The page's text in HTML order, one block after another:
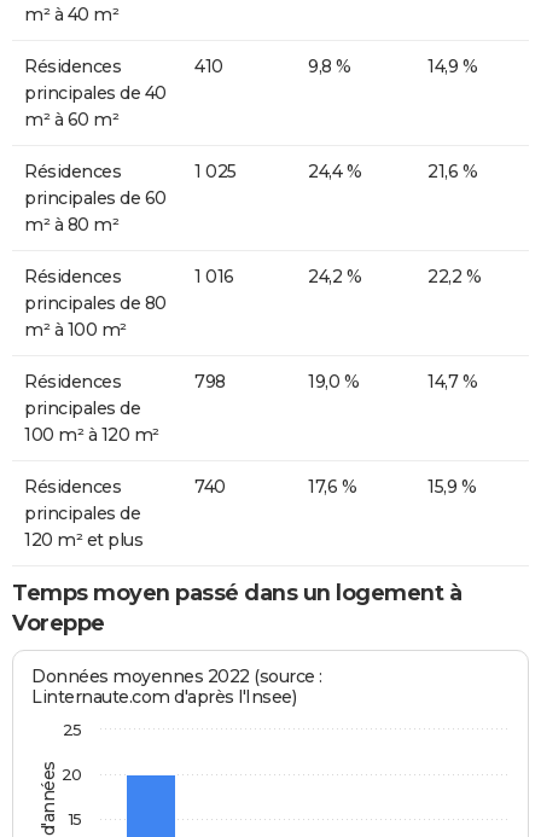
m² à 40 m²
Résidences
principales de 40
m² à 60 m²
410 9,8 % 14,9 %
Résidences
principales de 60
m² à 80 m²
1 025 24,4 % 21,6 %
Résidences
principales de 80
m² à 100 m²
1 016 24,2 % 22,2 %
Résidences
principales de
100 m² à 120 m²
798 19,0 % 14,7 %
Résidences
principales de
120 m² et plus
740 17,6 % 15,9 %
Temps moyen passé dans un logement à
Voreppe
Données moyennes 2022 (source :
Linternaute.com d'après l'Insee)
15
20
25